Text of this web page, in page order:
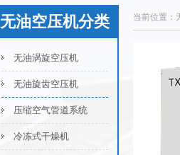
无油空压机分类
无油涡旋空压机
无油旋齿空压机
压缩空气管道系统
冷冻式干燥机
当前位置：